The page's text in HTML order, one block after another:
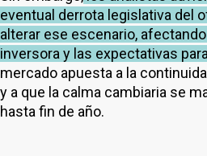
eventual derrota legislativa del
alterar ese escenario,
inversora y las expectativas
mercado apuesta a la
y a que la calma cambiaria se
hasta fin de año.